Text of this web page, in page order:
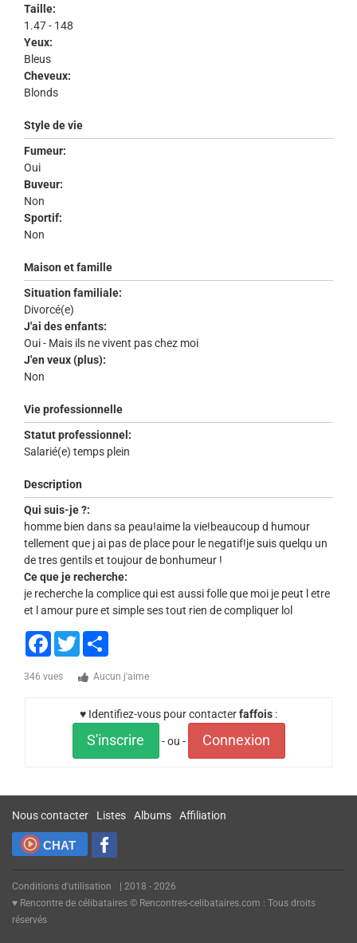
Taille:
1.47 - 148
Yeux:
Bleus
Cheveux:
Blonds
Style de vie
Fumeur:
Oui
Buveur:
Non
Sportif:
Non
Maison et famille
Situation familiale:
Divorcé(e)
J'ai des enfants:
Oui - Mais ils ne vivent pas chez moi
J'en veux (plus):
Non
Vie professionnelle
Statut professionnel:
Salarié(e) temps plein
Description
Qui suis-je ?:
homme bien dans sa peau!aime la vie!beaucoup d humour
tellement que j ai pas de place pour le negatif!je suis quelqu un
de tres gentils et toujour de bonhumeur !
Ce que je recherche:
je recherche la complice qui est aussi folle que moi je peut l etre
et l amour pure et simple ses tout rien de compliquer lol
Facebook
Twitter
346 vues Aucun j'aime
♥ Identifiez-vous pour contacterfaffois :
S'inscrire - ou - Connexion
Nous contacter Listes Albums Affiliation
CHAT
Conditions d'utilisation
| 2018 - 2026
♥ Rencontre de célibataires © Rencontres-celibataires.com : Tous droits
réservés